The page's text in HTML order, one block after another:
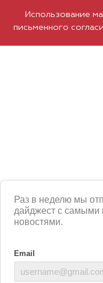
Использование
письменного
Раз в неделю мы
дайджест с самыми
новостями.
Email
Сайт использует